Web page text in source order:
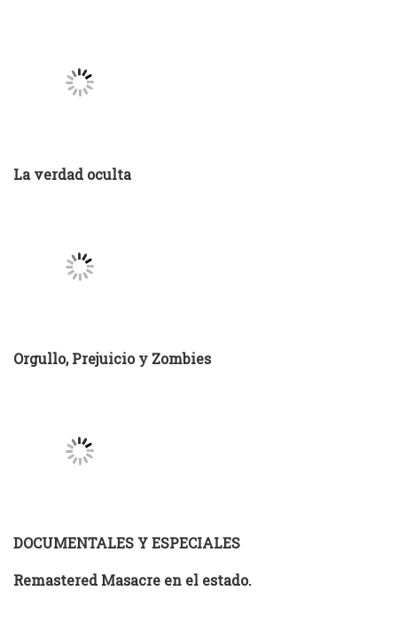
La verdad oculta
Orgullo, Prejuicio y Zombies
DOCUMENTALES Y ESPECIALES
Remastered Masacre en el estado.